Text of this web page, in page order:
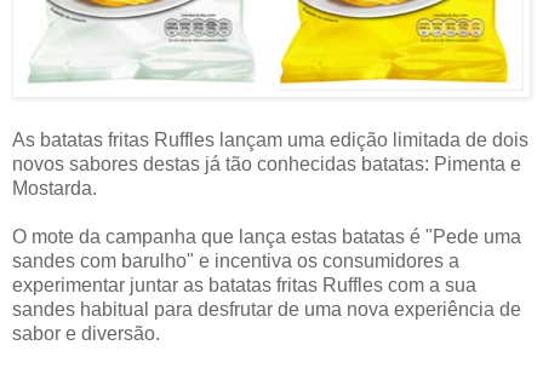
As batatas fritas Ruffles lançam uma edição limitada de dois
novos sabores destas já tão conhecidas batatas: Pimenta e
Mostarda.
O mote da campanha que lança estas batatas é "Pede uma
sandes com barulho" e incentiva os consumidores a
experimentar juntar as batatas fritas Ruffles com a sua
sandes habitual para desfrutar de uma nova experiência de
sabor e diversão.